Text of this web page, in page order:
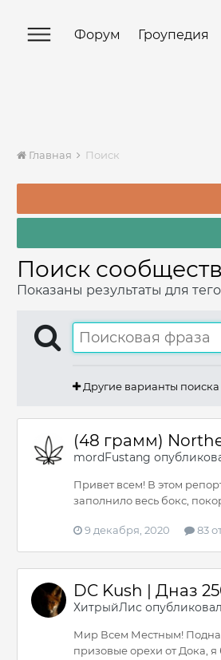
Форум Гроупедия
Главная Поиск
Поиск
Показаны результаты для
Другие варианты поиска
(48 грамм)
mordFustang
Привет всем! В этом
заполнило весь бокс,
9 декабря, 2020 83
DC Kush | Дназ
ХитрыйЛис
Мир Всем Местным!
призовые орехи от Дока, я